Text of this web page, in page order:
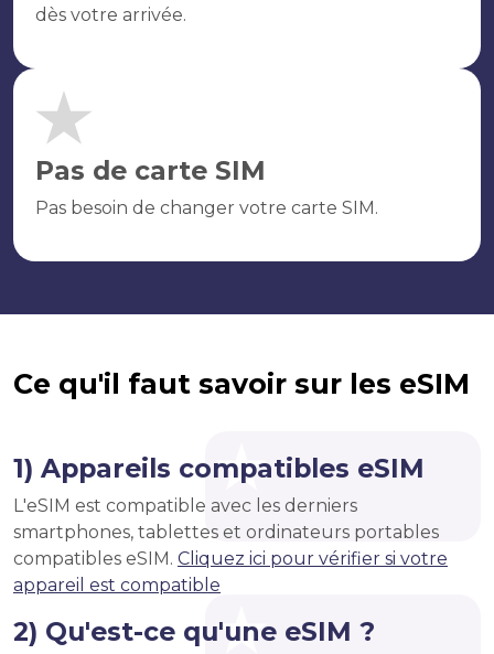
dès votre arrivée.
Pas de carte SIM
Pas besoin de changer votre carte SIM.
Ce qu'il faut savoir sur les eSIM
1) Appareils compatibles eSIM
L'eSIM est compatible avec les derniers
smartphones, tablettes et ordinateurs portables
compatibles eSIM. Cliquez ici pour vérifier si votre
appareil est compatible
2) Qu'est-ce qu'une eSIM ?